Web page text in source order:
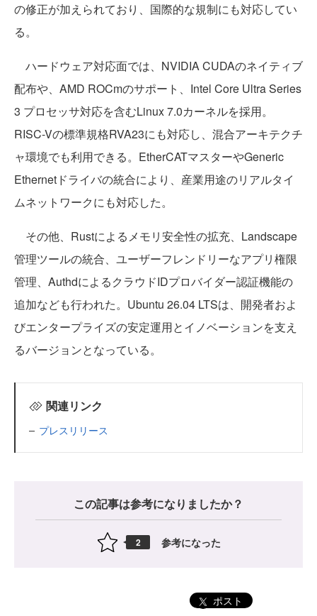
の修正が加えられており、国際的な規制にも対応してい
る。
ハードウェア対応面では、NVIDIA CUDAのネイティブ
配布や、AMD ROCmのサポート、Intel Core Ultra Series
3 プロセッサ対応を含むLinux 7.0カーネルを採用。
RISC-Vの標準規格RVA23にも対応し、混合アーキテクチ
ャ環境でも利用できる。EtherCATマスターやGeneric
Ethernetドライバの統合により、産業用途のリアルタイ
ムネットワークにも対応した。
その他、Rustによるメモリ安全性の拡充、Landscape
管理ツールの統合、ユーザーフレンドリーなアプリ権限
管理、AuthdによるクラウドIDプロバイダー認証機能の
追加なども行われた。Ubuntu 26.04 LTSは、開発者およ
びエンタープライズの安定運用とイノベーションを支え
るバージョンとなっている。
関連リンク
プレスリリース
この記事は参考になりましたか？
2 参考になった
ポスト